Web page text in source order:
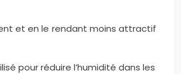
et en le rendant moins attractif
pour réduire l’humidité dans les